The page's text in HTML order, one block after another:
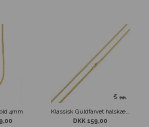
4mm
Klassisk Guldfarvet halskæde 3mm
DKK 159,00